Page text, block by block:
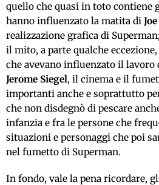
quello che quasi in toto
hanno influenzato la matita di
realizzazione grafica di
il mito, a parte qualche
che avevano influenzato il lavoro
Jerome Siegel, il cinema e il
importanti anche e soprattutto
che non disdegnò di pescare
infanzia e fra le persone che
situazioni e personaggi che poi
nel fumetto di Superman.
In fondo, vale la pena ricordare,